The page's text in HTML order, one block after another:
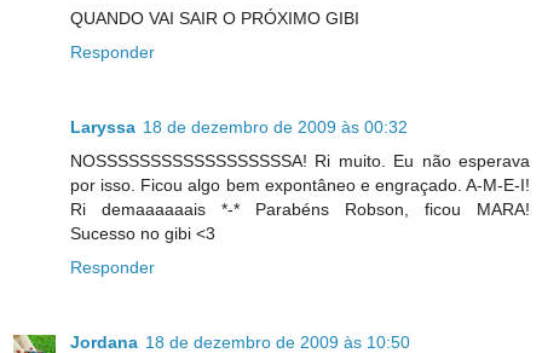
QUANDO VAI SAIR O PRÓXIMO GIBI
Responder
Laryssa 18 de dezembro de 2009 às 00:32
NOSSSSSSSSSSSSSSSSSSA! Ri muito. Eu não esperava
por isso. Ficou algo bem expontâneo e engraçado. A-M-E-I!
Ri demaaaaaais *-* Parabéns Robson, ficou MARA!
Sucesso no gibi <3
Responder
Jordana 18 de dezembro de 2009 às 10:50